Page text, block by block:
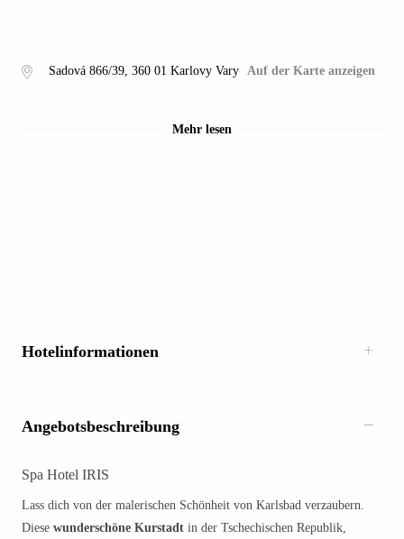
Sadová 866/39, 360 01 Karlovy Vary Auf der Karte anzeigen
Mehr lesen
Hotelinformationen
Angebotsbeschreibung
Spa Hotel IRIS
Lass dich von der malerischen Schönheit von Karlsbad verzaubern.
Diese wunderschöne Kurstadt in der Tschechischen Republik,